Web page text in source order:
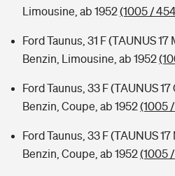
Limousine, ab 1952(1005 /
Ford Taunus, 31 F (TAUNUS
Benzin, Limousine, ab 1952
Ford Taunus, 33 F (TAUNUS 17
Benzin, Coupe, ab 1952(1005
Ford Taunus, 33 F (TAUNUS 17
Benzin, Coupe, ab 1952(1005